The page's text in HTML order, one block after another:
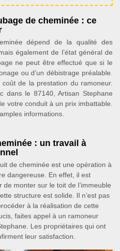
de cheminée : ce
dépend de la qualité des
également de l’état général de
ne peut être effectué que si le
ou d’un débistrage préalable.
de la prestation du ramoneur.
dans le 87140, Artisan Stephane
votre conduit à un prix imbattable.
informations.
: un travail à
de cheminée est une opération à
dangereuse. En effet, il est
de monter sur le toit de l’immeuble
structure est solide. Il n’est pas
à la réalisation de cette
faites appel à un ramoneur
Les propriétaires qui ont
leur satisfaction.